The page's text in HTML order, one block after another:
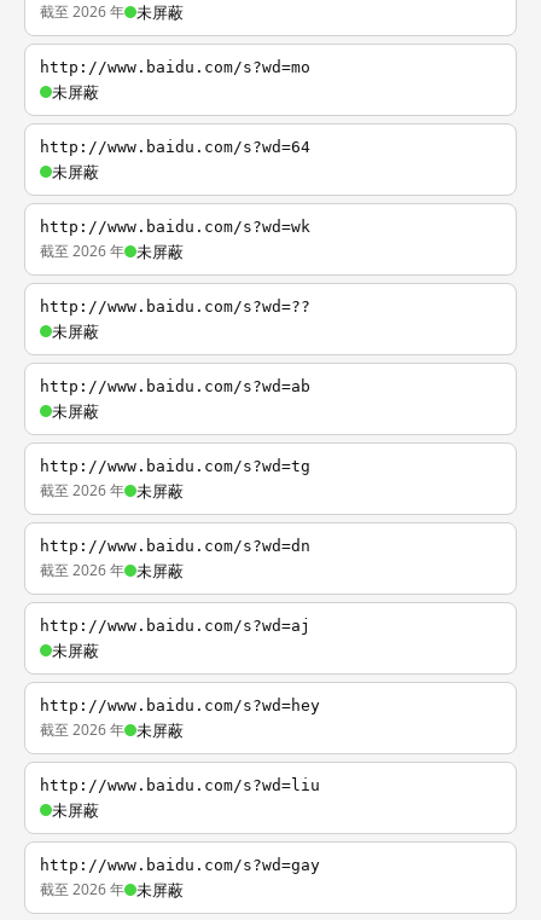
截至 2026 年 未屏蔽
http://www.baidu.com/s?wd=mo
未屏蔽
http://www.baidu.com/s?wd=64
未屏蔽
http://www.baidu.com/s?wd=wk
截至 2026 年 未屏蔽
http://www.baidu.com/s?wd=??
未屏蔽
http://www.baidu.com/s?wd=ab
未屏蔽
http://www.baidu.com/s?wd=tg
截至 2026 年 未屏蔽
http://www.baidu.com/s?wd=dn
截至 2026 年 未屏蔽
http://www.baidu.com/s?wd=aj
未屏蔽
http://www.baidu.com/s?wd=hey
截至 2026 年 未屏蔽
http://www.baidu.com/s?wd=liu
未屏蔽
http://www.baidu.com/s?wd=gay
截至 2026 年 未屏蔽